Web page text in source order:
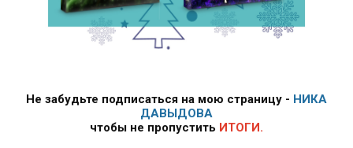
Не забудьте подписаться на мою страницу - НИКА
ДАВЫДОВА
чтобы не пропустить ИТОГИ.